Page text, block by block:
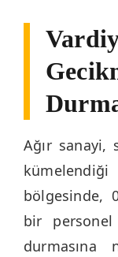
Ağır sanayi,
bölgesinde,
bir
durmasına